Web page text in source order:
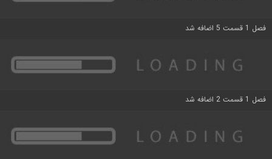
فصل 1 قسمت 5 اضافه شد
فصل 1 قسمت 2 اضافه شد